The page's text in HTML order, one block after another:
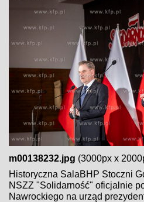
m00138232.jpg (3000px x
Historyczna SalaBHP Stoczni
NSZZ "Solidarność" oficjalnie
Nawrockiego na urząd